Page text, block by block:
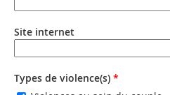
Site internet
Types de violence(s) *